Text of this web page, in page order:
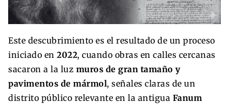
Este descubrimiento es el resultado de un proceso
iniciado en 2022, cuando obras en calles cercanas
sacaron a la luz muros de gran tamaño y
pavimentos de mármol, señales claras de un
distrito público relevante en la antigua Fanum